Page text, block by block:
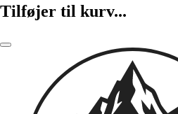
Tilføjer til kurv...